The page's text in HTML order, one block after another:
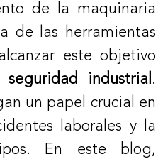
de la maquinaria
de las herramientas
este objetivo
industrial .
un papel crucial en
laborales y la
En este blog,